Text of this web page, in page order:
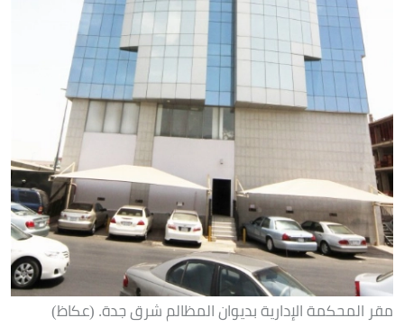
‫مقر المحكمة الإدارية بديوان المظالم شرق جدة. ‫(عكاظ)‬ ‫‬